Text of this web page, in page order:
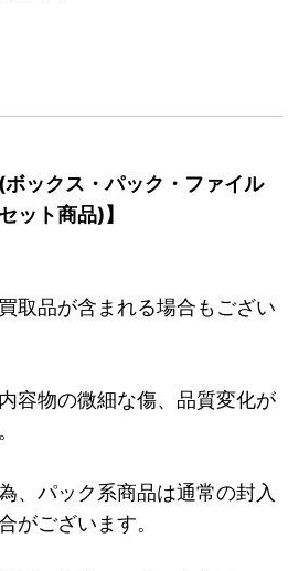
ボックス・パック・ファイル
ット商品)】
取品が含まれる場合もござい
容物の微細な傷、品質変化が
、パック系商品は通常の封入
がございます。